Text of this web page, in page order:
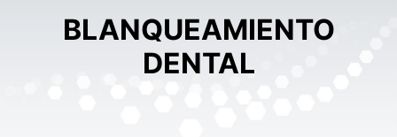
BLANQUEAMIENTO
DENTAL